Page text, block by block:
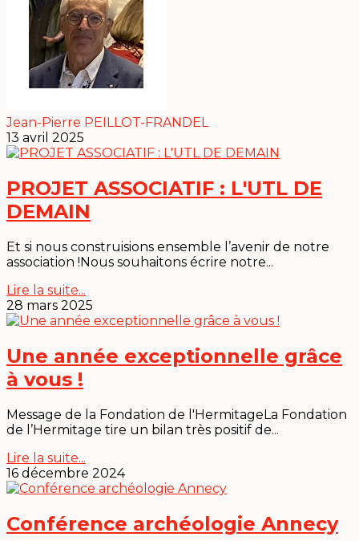
Jean-Pierre PEILLOT-FRANDEL
13 avril 2025
PROJET ASSOCIATIF : L'UTL DE
DEMAIN
Et si nous construisions ensemble l’avenir de notre
association !Nous souhaitons écrire notre...
Lire la suite...
28 mars 2025
Une année exceptionnelle grâce
à vous !
Message de la Fondation de l'HermitageLa Fondation
de l’Hermitage tire un bilan très positif de...
Lire la suite...
16 décembre 2024
Conférence archéologie Annecy